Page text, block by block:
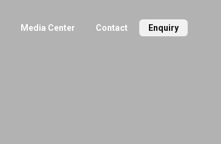
Media Center Contact Enquiry